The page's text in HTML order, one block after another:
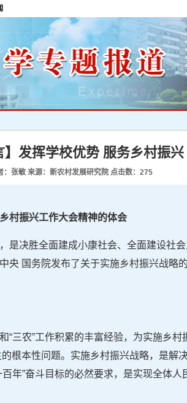
】发挥学校优势 服务乡村振兴
：张敏 来源：新农村发展研究院 点击数： 275
村振兴工作大会精神的体会
是决胜全面建成小康社会、全面建设社
央 国务院发布了关于实施乡村振兴战略
三农”工作积累的丰富经验，为实施乡
根本性问题。实施乡村振兴战略，是解
年”奋斗目标的必然要求，是实现全体人